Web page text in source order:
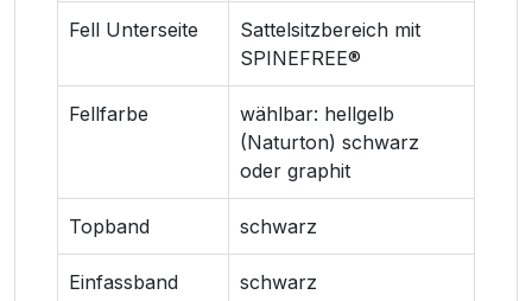
Fell Unterseite
Sattelsitzbereich mit
SPINEFREE®
Fellfarbe
wählbar: hellgelb
(Naturton) schwarz
oder graphit
Topband schwarz
Einfassband schwarz